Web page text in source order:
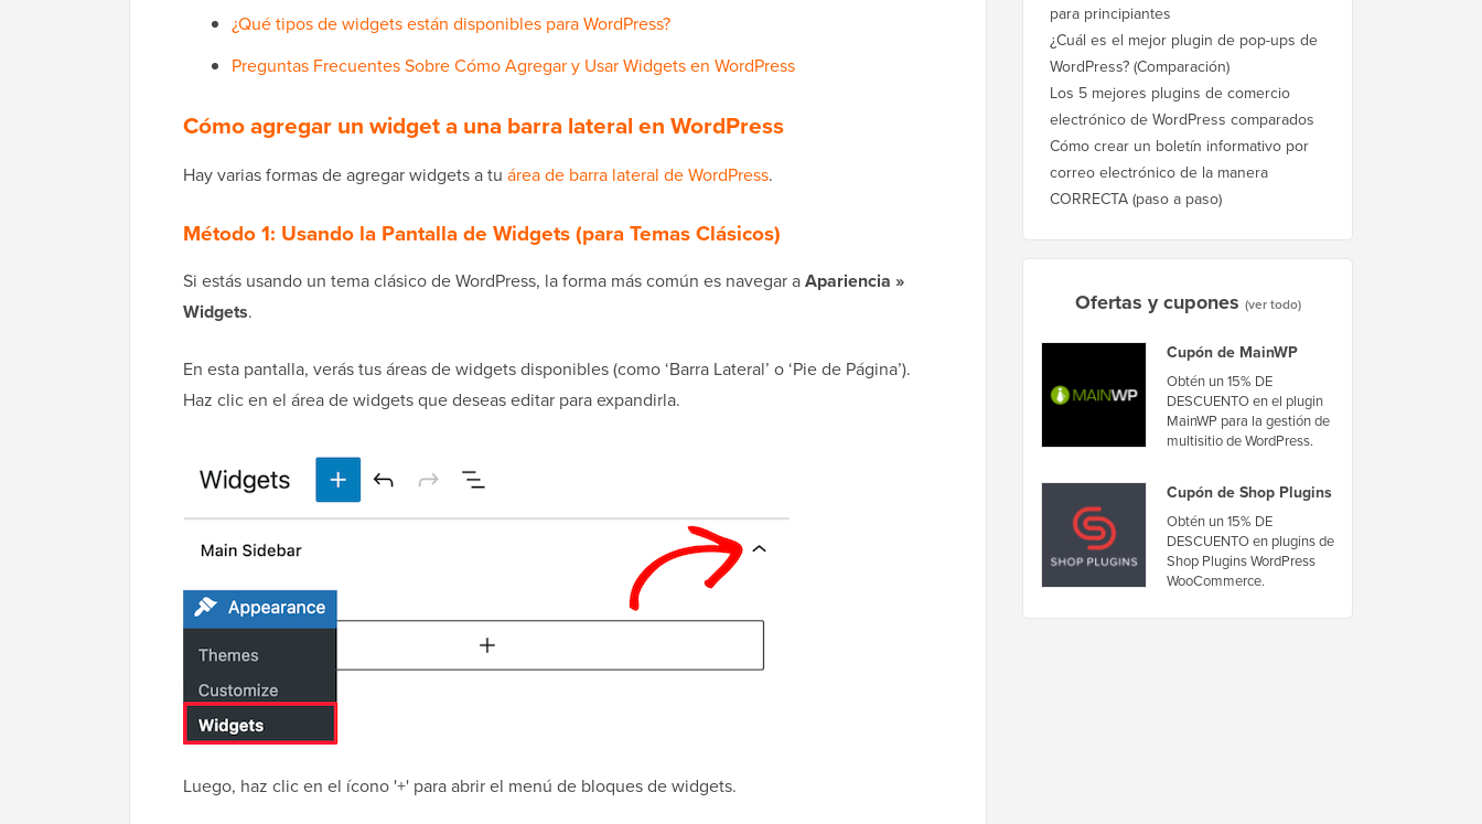
¿Qué tipos de widgets están disponibles para WordPress?
Preguntas Frecuentes Sobre Cómo Agregar y Usar Widgets en WordPress
Cómo agregar un widget a una barra lateral en WordPress
Hay varias formas de agregar widgets a tu área de barra lateral de WordPress.
Método 1: Usando la Pantalla de Widgets (para Temas Clásicos)
Si estás usando un tema clásico de WordPress, la forma más común es navegar aApariencia »
Widgets.
En esta pantalla, verás tus áreas de widgets disponibles (como ‘Barra Lateral’ o ‘Pie de Página’).
Haz clic en el área de widgets que deseas editar para expandirla.
Luego, haz clic en el ícono '+' para abrir el menú de bloques de widgets.
para principiantes
¿Cuál es el mejor plugin de pop-ups de
WordPress? (Comparación)
Los 5 mejores plugins de comercio
electrónico de WordPress comparados
Cómo crear un boletín informativo por
correo electrónico de la manera
CORRECTA (paso a paso)
Ofertas y cupones (ver todo)
Cupón de MainWP
Obtén un 15% DE
DESCUENTO en el plugin
MainWP para la gestión de
multisitio de WordPress.
Cupón de Shop Plugins
Obtén un 15% DE
DESCUENTO en plugins de
Shop Plugins WordPress
WooCommerce.